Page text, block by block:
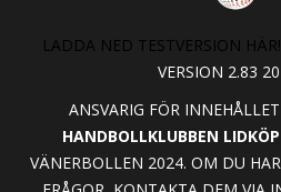
LADDA NED TESTVERSION HÄR!
VERSION 2.83
ANSVARIG FÖR
HANDBOLLKLUBBEN
VÄNERBOLLEN 2024. OM DU